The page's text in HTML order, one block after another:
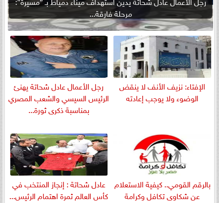
مرحلة فارقة...
الإفتاء: نزيف الأنف لا ينقض
الوضوء ولا يوجب إعادته
رجل الأعمال عادل شحاتة يهنئ
الرئيس السيسي والشعب المصري
بمناسبة ذكرى ثورة...
بالرقم القومي.. كيفية الاستعلام
عن شكاوى تكافل وكرامة
عادل شحاتة : إنجاز المنتخب في
كأس العالم ثمرة اهتمام الرئيس...